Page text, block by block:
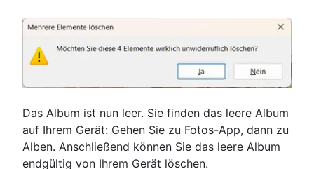
Das Album ist nun leer. Sie finden das leere Album
auf Ihrem Gerät: Gehen Sie zu Fotos-App, dann zu
Alben. Anschließend können Sie das leere Album
endgültig von Ihrem Gerät löschen.